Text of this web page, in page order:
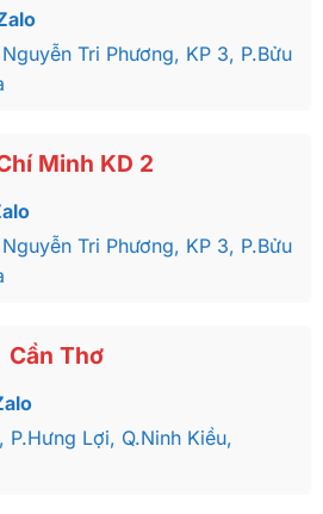
Tri Phương, KP 3, P.Bửu
Minh KD 2
Tri Phương, KP 3, P.Bửu
Cần Thơ
P.Hưng Lợi, Q.Ninh Kiều,